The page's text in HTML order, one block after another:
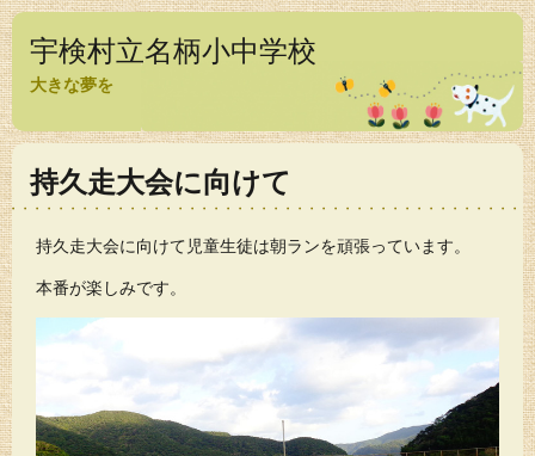
宇検村立名柄小中学校
大きな夢を
持久走大会に向けて
持久走大会に向けて児童生徒は朝ランを頑張っています。
本番が楽しみです。